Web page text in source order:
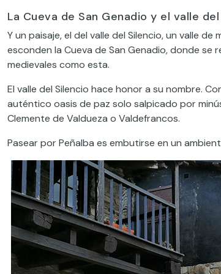
La Cueva de San Genadio y el valle
Y un paisaje, el del valle del Silencio, un valle
esconden la Cueva de San Genadio, donde se
medievales como esta.
El valle del Silencio hace honor a su nombre.
auténtico oasis de paz solo salpicado por
Clemente de Valdueza o Valdefrancos.
Pasear por Peñalba es embutirse en un